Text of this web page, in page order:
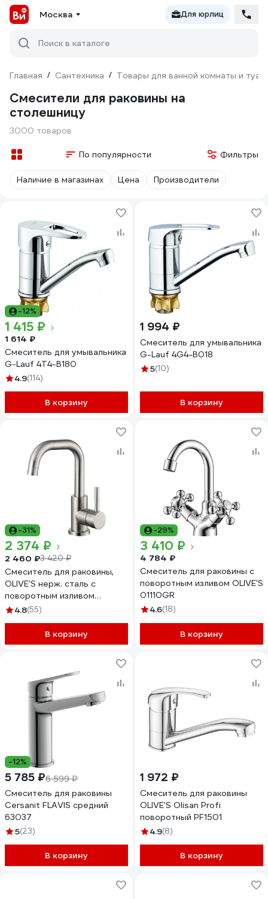
Москва Для юрлиц
Поиск в каталоге
Главная / Сантехника / Товары для ванной комнаты и
Смесители для раковины на
столешницу
3000 товаров
По популярности Фильтры
Наличие в магазинах Цена Производители
-12%
1 415 ₽
1 614 ₽
Смеситель для умывальника
G-Lauf 4T4-B180
4.9(114)
В корзину
1 994 ₽
Смеситель для умывальника
G-Lauf 4G4-B018
5(10)
В корзину
-31%
2 374 ₽
2 460 ₽3 420 ₽
Смеситель для раковины,
OLIVE'S нерж. сталь с
поворотным изливом
BALEAR, 13105BL
4.8(55)
В корзину
-29%
3 410 ₽
4 784 ₽
Смеситель для раковины с
поворотным изливом OLIVE'S
01110GR
4.6(18)
В корзину
-12%
5 785 ₽6 599 ₽
Смеситель для раковины
Cersanit FLAVIS средний
63037
5(23)
В корзину
1 972 ₽
Смеситель для раковины
OLIVE'S Olisan Profi
поворотный PF1501
4.9(8)
В корзину